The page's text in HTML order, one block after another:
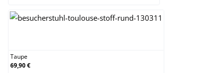
Taupe
69,90 €